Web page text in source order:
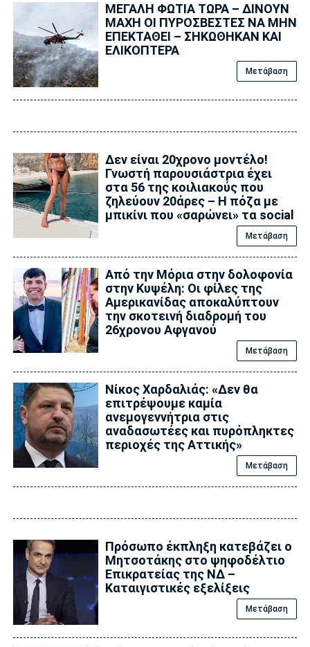
ΜΕΓΑΛΗ ΦΩΤΙΑ ΤΩΡΑ – ΔΙΝΟΥΝ
ΜΑΧΗ ΟΙ ΠΥΡΟΣΒΕΣΤΕΣ ΝΑ ΜΗΝ
ΕΠΕΚΤΑΘΕΙ – ΣΗΚΩΘΗΚΑΝ ΚΑΙ
ΕΛΙΚΟΠΤΕΡΑ
Μετάβαση
Δεν είναι 20χρονο μοντέλο!
Γνωστή παρουσιάστρια έχει
στα 56 της κοιλιακούς που
ζηλεύουν 20άρες – Η πόζα με
μπικίνι που «σαρώνει» τα social
Μετάβαση
Από την Μόρια στην δολοφονία
στην Κυψέλη: Οι φίλες της
Αμερικανίδας αποκαλύπτουν
την σκοτεινή διαδρομή του
26χρονου Αφγανού
Μετάβαση
Νίκος Χαρδαλιάς: «Δεν θα
επιτρέψουμε καμία
ανεμογεννήτρια στις
αναδασωτέες και πυρόπληκτες
περιοχές της Αττικής»
Μετάβαση
Πρόσωπο έκπληξη κατεβάζει ο
Μητσοτάκης στο ψηφοδέλτιο
Επικρατείας της ΝΔ –
Καταιγιστικές εξελίξεις
Μετάβαση